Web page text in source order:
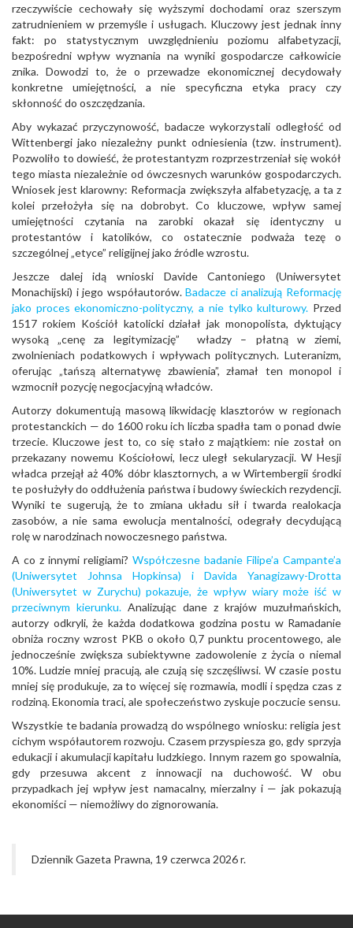
rzeczywiście cechowały się wyższymi dochodami oraz szerszym
zatrudnieniem w przemyśle i usługach. Kluczowy jest jednak inny
fakt: po statystycznym uwzględnieniu poziomu alfabetyzacji,
bezpośredni wpływ wyznania na wyniki gospodarcze całkowicie
znika. Dowodzi to, że o przewadze ekonomicznej decydowały
konkretne umiejętności, a nie specyficzna etyka pracy czy
skłonność do oszczędzania.
Aby wykazać przyczynowość, badacze wykorzystali odległość od
Wittenbergi jako niezależny punkt odniesienia (tzw. instrument).
Pozwoliło to dowieść, że protestantyzm rozprzestrzeniał się wokół
tego miasta niezależnie od ówczesnych warunków gospodarczych.
Wniosek jest klarowny: Reformacja zwiększyła alfabetyzację, a ta z
kolei przełożyła się na dobrobyt. Co kluczowe, wpływ samej
umiejętności czytania na zarobki okazał się identyczny u
protestantów i katolików, co ostatecznie podważa tezę o
szczególnej „etyce” religijnej jako źródle wzrostu.
Jeszcze dalej idą wnioski Davide Cantoniego (Uniwersytet
Monachijski) i jego współautorów.Badacze ci analizują Reformację
jako proces ekonomiczno-polityczny, a nie tylko kulturowy. Przed
1517 rokiem Kościół katolicki działał jak monopolista, dyktujący
wysoką „cenę za legitymizację” władzy – płatną w ziemi,
zwolnieniach podatkowych i wpływach politycznych. Luteranizm,
oferując „tańszą alternatywę zbawienia”, złamał ten monopol i
wzmocnił pozycję negocjacyjną władców.
Autorzy dokumentują masową likwidację klasztorów w regionach
protestanckich — do 1600 roku ich liczba spadła tam o ponad dwie
trzecie. Kluczowe jest to, co się stało z majątkiem: nie został on
przekazany nowemu Kościołowi, lecz uległ sekularyzacji. W Hesji
władca przejął aż 40% dóbr klasztornych, a w Wirtembergii środki
te posłużyły do oddłużenia państwa i budowy świeckich rezydencji.
Wyniki te sugerują, że to zmiana układu sił i twarda realokacja
zasobów, a nie sama ewolucja mentalności, odegrały decydującą
rolę w narodzinach nowoczesnego państwa.
A co z innymi religiami? Współczesne badanie Filipe’a Campante’a
(Uniwersytet Johnsa Hopkinsa) i Davida Yanagizawy-Drotta
(Uniwersytet w Zurychu) pokazuje, że wpływ wiary może iść w
przeciwnym kierunku. Analizując dane z krajów muzułmańskich,
autorzy odkryli, że każda dodatkowa godzina postu w Ramadanie
obniża roczny wzrost PKB o około 0,7 punktu procentowego, ale
jednocześnie zwiększa subiektywne zadowolenie z życia o niemal
10%. Ludzie mniej pracują, ale czują się szczęśliwsi. W czasie postu
mniej się produkuje, za to więcej się rozmawia, modli i spędza czas z
rodziną. Ekonomia traci, ale społeczeństwo zyskuje poczucie sensu.
Wszystkie te badania prowadzą do wspólnego wniosku: religia jest
cichym współautorem rozwoju. Czasem przyspiesza go, gdy sprzyja
edukacji i akumulacji kapitału ludzkiego. Innym razem go spowalnia,
gdy przesuwa akcent z innowacji na duchowość. W obu
przypadkach jej wpływ jest namacalny, mierzalny i — jak pokazują
ekonomiści — niemożliwy do zignorowania.
Dziennik Gazeta Prawna, 19 czerwca 2026 r.